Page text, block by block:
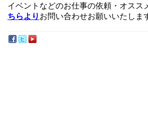
イベントなどのお仕事の依頼・オスス
ちらより お問い合わせお願いいたしま